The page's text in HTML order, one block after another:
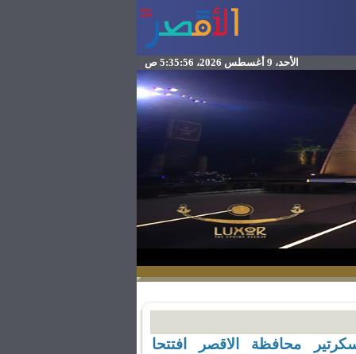
الأحد، 9 أغسطس 2026، 5:35:56 ص
محافظة الاقصر افتتحا